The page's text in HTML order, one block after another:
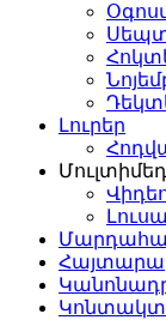
Լուրեր
Կոնտակտ